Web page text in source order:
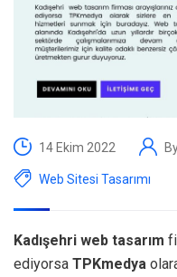
14 Ekim 2022
Web Sitesi Tasarımı
Kadışehri web tasarım
ediyorsa TPKmedya